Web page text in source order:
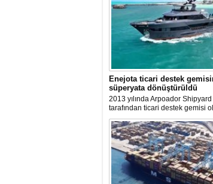
Enejota ticari destek
süperyata dönüştürüldü
2013 yılında Arpoador Shipyard
tarafından ticari destek gemisi
inşa edilen Enejota explorer
dönüştürülerek sahibine teslim